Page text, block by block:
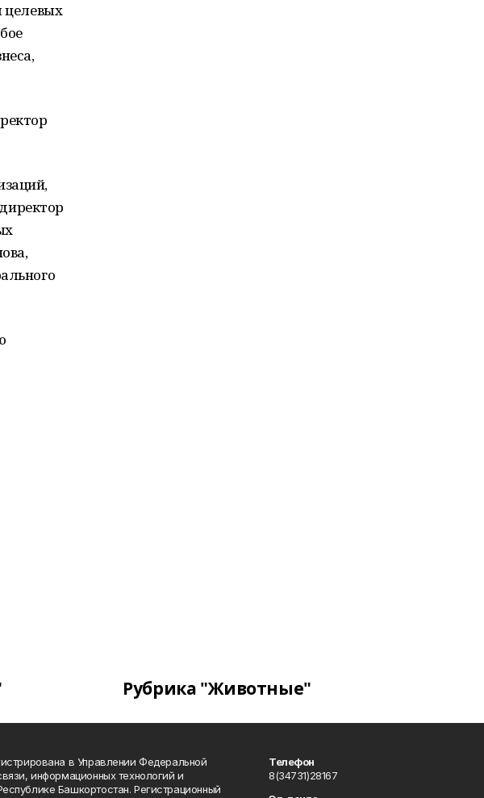
целевых
Рубрика "Животные"
в Управлении Федеральной
информационных технологий и
Башкортостан. Регистрационный
Телефон
8(34731)28167